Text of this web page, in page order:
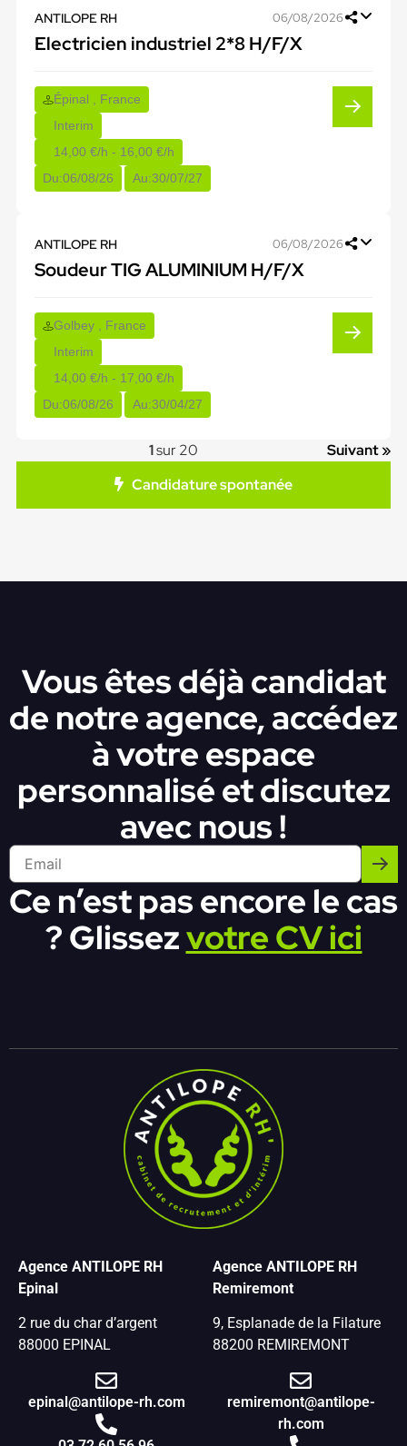
ANTILOPE RH 06/08/2026
Electricien industriel 2*8 H/F/X
Épinal , France
Interim
14,00 €/h - 16,00 €/h
Du:06/08/26 Au:30/07/27
ANTILOPE RH 06/08/2026
Soudeur TIG ALUMINIUM H/F/X
Golbey , France
Interim
14,00 €/h - 17,00 €/h
Du:06/08/26 Au:30/04/27
1sur 20
Suivant »
Candidature spontanée
Vous êtes déjà candidat
de notre agence, accédez
à votre espace
personnalisé et discutez
avec nous !
Ce n’est pas encore le cas
? Glissezvotre CV ici
Agence ANTILOPE RH
Epinal
2 rue du char d’argent
88000 EPINAL
epinal@antilope-rh.com
Agence ANTILOPE RH
Remiremont
9, Esplanade de la Filature
88200 REMIREMONT
remiremont@antilope-
rh.com